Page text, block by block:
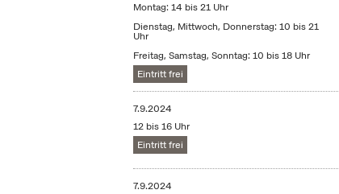
Montag: 14 bis 21 Uhr
Dienstag, Mittwoch, Donnerstag: 10 bis 21
Uhr
Freitag, Samstag, Sonntag: 10 bis 18 Uhr
Eintritt frei
7.9.2024
12 bis 16 Uhr
Eintritt frei
7.9.2024